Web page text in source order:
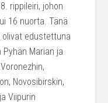
rippileiri, johon
16 nuorta. Tänä
olivat edustettuna
Pyhän Marian ja
Novosibirskin,
Viipurin